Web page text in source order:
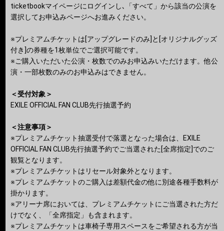
ticketbookマイページにログインし､「すべて」から該当の公演を
選択してお申込みページへお進みください。
※プレミアムチケットは[アップグレードのみ]と[オリジナルグッズ
付き]の券種を1枚単位でご選択可能です。
※ご購⼊いただいた公演・枚数でのみお申込みいただけます。他公
演・⼀部枚数のみのお申込みはできません。
＜受付対象＞
EXILE OFFICIAL FAN CLUB先行抽選予約
＜注意事項＞
※プレミアムチケット抽選受付で落選となった場合は、EXILE
OFFICIAL FAN CLUB先⾏抽選予約でご当選された[全席指定]でのご
観覧となります。
※プレミアムチケットはリセール対象外となります。
※プレミアムチケットのご購入は差額代金の他に別途各種手数料が
掛かります。
※アリーナ席においては、プレミアムチケットにご当選された方だ
けでなく、「全席指定」も含まれます。
※プレミアムチケットは車椅子専用スペースをご希望される方が当